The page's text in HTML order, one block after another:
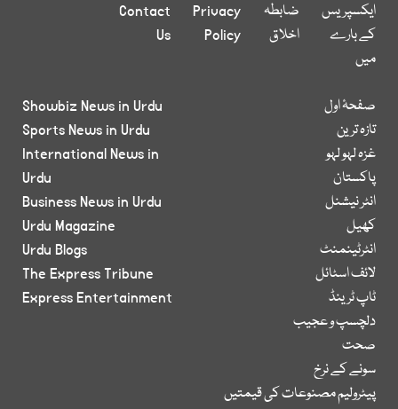
ایکسپریس
کے بارے
میں
ضابطہ
اخلاق
Privacy
Policy
Contact
Us
صفحۂ اول
تازہ ترین
غزہ لہو لہو
پاکستان
انٹر نیشنل
کھیل
انٹرٹینمنٹ
لائف اسٹائل
ٹاپ ٹرینڈ
دلچسپ و عجیب
صحت
سونے کے نرخ
پیٹرولیم مصنوعات کی قیمتیں
Showbiz News in Urdu
Sports News in Urdu
International News in
Urdu
Business News in Urdu
Urdu Magazine
Urdu Blogs
The Express Tribune
Express Entertainment